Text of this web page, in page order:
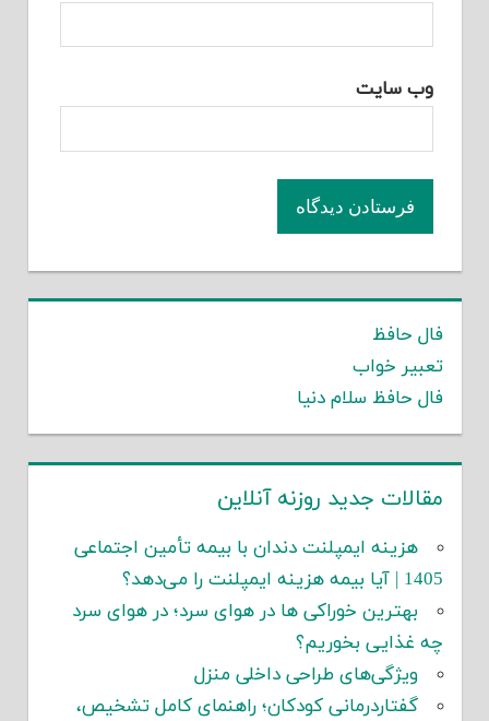
وب‌ سایت
فال حافظ
تعبیر خواب
فال حافظ سلام دنیا
مقالات جدید روزنه آنلاین
هزینه ایمپلنت دندان با بیمه تأمین اجتماعی
1405 | آیا بیمه هزینه ایمپلنت را می‌دهد؟
بهترین خوراکی ها در هوای سرد؛ در هوای سرد
چه غذایی بخوریم؟
ویژگی‌های طراحی داخلی منزل
گفتاردرمانی کودکان؛ راهنمای کامل تشخیص،